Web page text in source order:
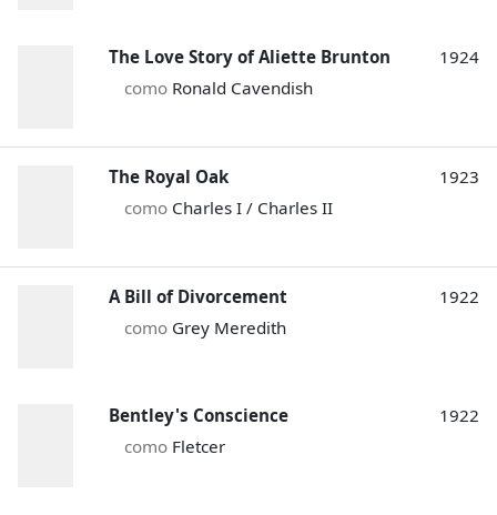
The Love Story of Aliette Brunton
como Ronald Cavendish
1924
The Royal Oak
como Charles I / Charles II
1923
A Bill of Divorcement
como Grey Meredith
1922
Bentley's Conscience
como Fletcer
1922